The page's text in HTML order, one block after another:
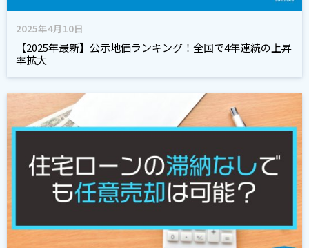
2025年4月10日
【2025年最新】公示地価ランキング！全国で4年連続の上昇
率拡大